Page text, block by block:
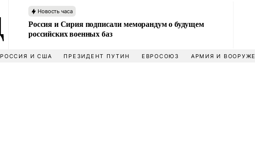
Новость часа
Россия и Сирия подписали меморандум о будущем
российских военных баз
РОССИЯ И США ПРЕЗИДЕНТ ПУТИН ЕВРОСОЮЗ АРМИЯ И